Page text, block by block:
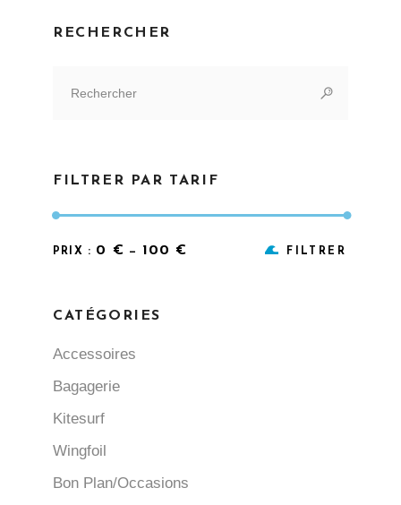
RECHERCHER
for:
FILTRER PAR TARIF
FILTRER
PRIX : 0 € — 100 €
CATÉGORIES
Accessoires
Bagagerie
Kitesurf
Wingfoil
Bon Plan/Occasions